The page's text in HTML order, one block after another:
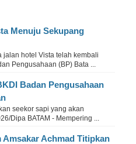
Menuju Sekupang
jalan hotel Vista telah kembali
Pengusahaan (BP) Bata ...
Badan Pengusahaan
seekor sapi yang akan
Dipa BATAM - Mempering ...
Achmad Titipkan